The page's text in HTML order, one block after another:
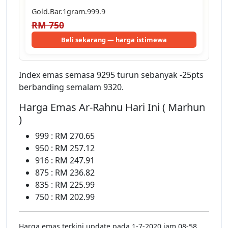
Gold.Bar.1gram.999.9
RM 750
Beli sekarang — harga istimewa
Index emas semasa 9295 turun sebanyak -25pts
berbanding semalam 9320.
Harga Emas Ar-Rahnu Hari Ini ( Marhun
)
999 : RM 270.65
950 : RM 257.12
916 : RM 247.91
875 : RM 236.82
835 : RM 225.99
750 : RM 202.99